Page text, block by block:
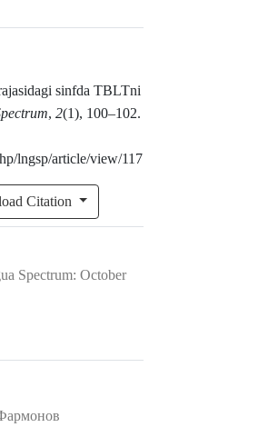
sinfda TBLTni
, 2(1), 100–102.
lngsp/article/view/117
Citation
Spectrum: October